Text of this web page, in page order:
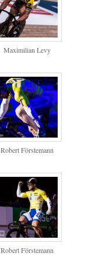
Maximilian Levy
Robert Förstemann
Robert Förstemann